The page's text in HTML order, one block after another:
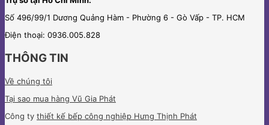
Số 496/99/1 Dương Quảng Hàm - Phường 6 - Gò Vấp - TP. HCM
Điện thoại: 0936.005.828
THÔNG TIN
Về chúng tôi
Tại sao mua hàng Vũ Gia Phát
Công ty thiết kế bếp công nghiệp Hưng Thịnh Phát